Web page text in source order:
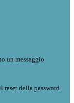
un messaggio
reset della password